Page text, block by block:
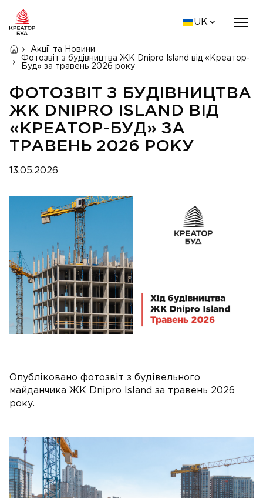
UK
Акції та Новини
Фотозвіт з будівництва ЖК Dnipro Island від «Креатор-
Буд» за травень 2026 року
ФОТОЗВІТ З БУДІВНИЦТВА
ЖК DNIPRO ISLAND ВІД
«КРЕАТОР-БУД» ЗА
ТРАВЕНЬ 2026 РОКУ
13.05.2026
Опубліковано фотозвіт з будівельного
майданчика ЖК Dnipro Island за травень 2026
року.